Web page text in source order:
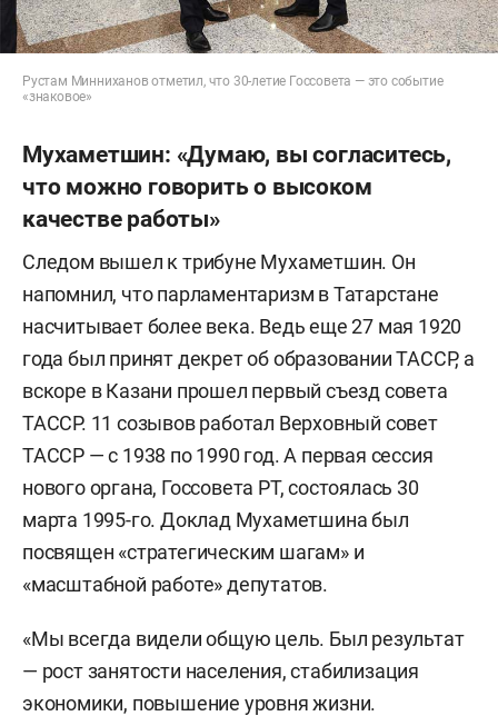
Рустам Минниханов отметил, что 30-летие Госсовета — это событие
«знаковое»
Мухаметшин: «Думаю, вы согласитесь,
что можно говорить о высоком
качестве работы»
Следом вышел к трибуне Мухаметшин. Он
напомнил, что парламентаризм в Татарстане
насчитывает более века. Ведь еще 27 мая 1920
года был принят декрет об образовании ТАССР, а
вскоре в Казани прошел первый съезд совета
ТАССР. 11 созывов работал Верховный совет
ТАССР — с 1938 по 1990 год. А первая сессия
нового органа, Госсовета РТ, состоялась 30
марта 1995-го. Доклад Мухаметшина был
посвящен «стратегическим шагам» и
«масштабной работе» депутатов.
«Мы всегда видели общую цель. Был результат
— рост занятости населения, стабилизация
экономики, повышение уровня жизни.